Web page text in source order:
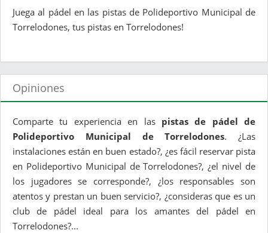
Juega al pádel en las pistas de Polideportivo Municipal de
Torrelodones, tus pistas en Torrelodones!
Opiniones
Comparte tu experiencia en las pistas de pádel de
Polideportivo Municipal de Torrelodones. ¿Las
instalaciones están en buen estado?, ¿es fácil reservar pista
en Polideportivo Municipal de Torrelodones?, ¿el nivel de
los jugadores se corresponde?, ¿los responsables son
atentos y prestan un buen servicio?, ¿consideras que es un
club de pádel ideal para los amantes del pádel en
Torrelodones?...